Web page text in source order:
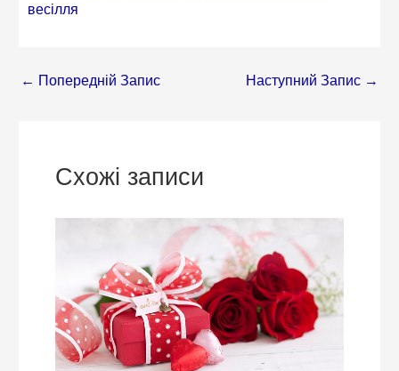
весілля
← Попередній Запис Наступний Запис →
Схожі записи